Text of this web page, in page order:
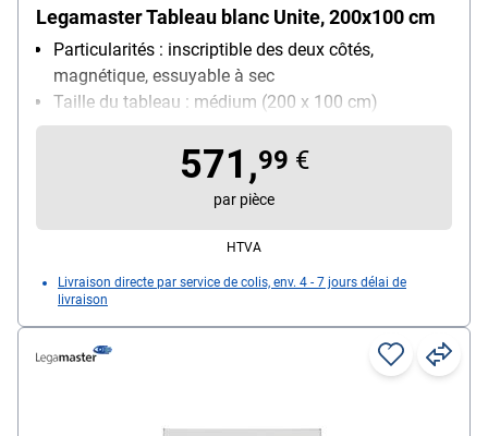
Legamaster Tableau blanc Unite, 200x100 cm
Particularités : inscriptible des deux côtés,
magnétique, essuyable à sec
Taille du tableau : médium (200 x 100 cm)
Utilisation : utilisation fréquente
571,99 €
par pièce
HTVA
Livraison directe par service de colis, env. 4 - 7 jours délai de
livraison